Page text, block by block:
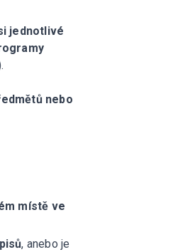
jednotlivé
nebo
místě ve
, anebo je